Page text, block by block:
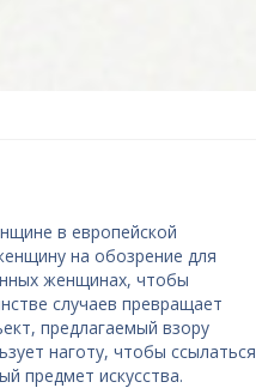
в европейской
на обозрение для
женщинах, чтобы
случаев превращает
предлагаемый взору
наготу, чтобы ссылаться
предмет искусства.